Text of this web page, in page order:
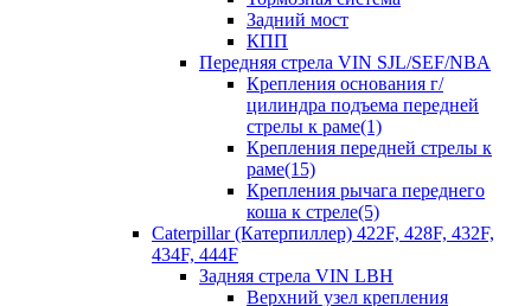
Задний мост
КПП
Передняя стрела VIN SJL/SEF/NBA
Крепления основания г/
цилиндра подъема передней
стрелы к раме(1)
Крепления передней стрелы к
раме(15)
Крепления рычага переднего
коша к стреле(5)
Caterpillar (Катерпиллер) 422F, 428F, 432F,
434F, 444F
Задняя стрела VIN LBH
Верхний узел крепления